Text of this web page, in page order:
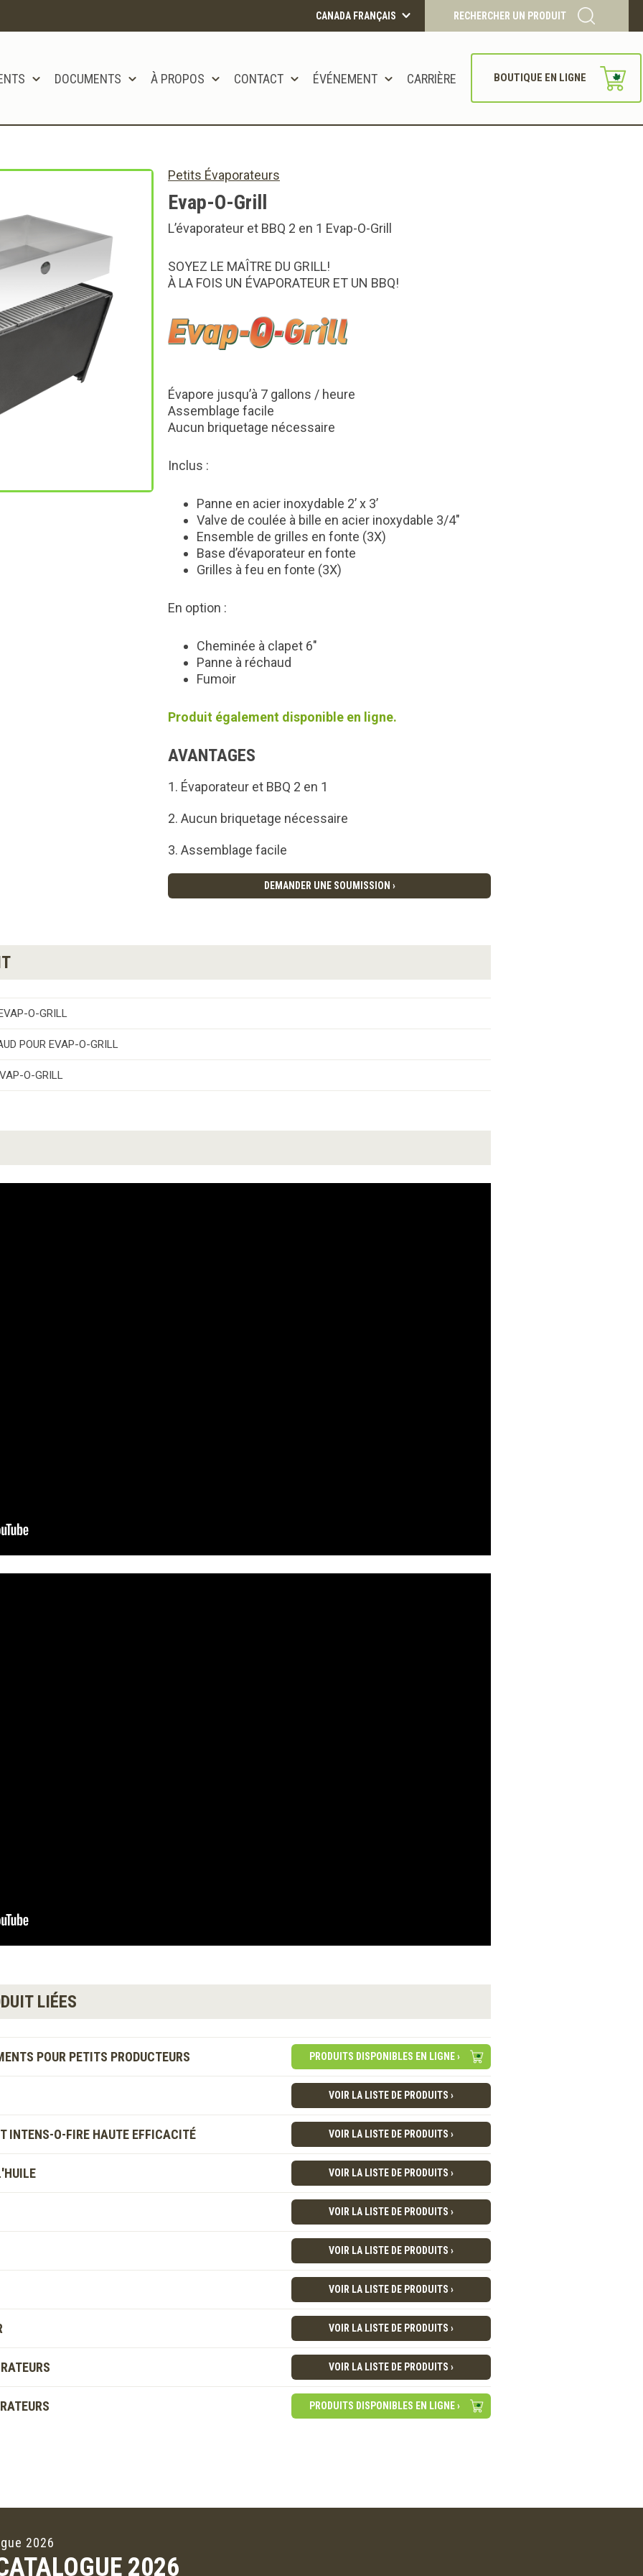
CANADA FRANÇAIS RECHERCHER UN PRODUIT
DOCUMENTS À PROPOS CONTACT ÉVÉNEMENT CARRIÈRE BOUTIQUE EN LIGNE
Petits Évaporateurs
Evap-O-Grill
L’évaporateur et BBQ 2 en 1 Evap-O-Grill
SOYEZ LE MAÎTRE DU GRILL!
À LA FOIS UN ÉVAPORATEUR ET UN BBQ!
Évapore jusqu’à 7 gallons / heure
Assemblage facile
Aucun briquetage nécessaire
Inclus :
Panne en acier inoxydable 2’ x 3’
Valve de coulée à bille en acier inoxydable 3/4″
Ensemble de grilles en fonte (3X)
Base d’évaporateur en fonte
Grilles à feu en fonte (3X)
En option :
Cheminée à clapet 6″
Panne à réchaud
Fumoir
Produit également disponible en ligne.
AVANTAGES
Évaporateur et BBQ 2 en 1
Aucun briquetage nécessaire
Assemblage facile
DEMANDER UNE SOUMISSION ›
O-GRILL
POUR EVAP-O-GRILL
O-GRILL
LIÉES
POUR PETITS PRODUCTEURS PRODUITS DISPONIBLES EN LIGNE ›
VOIR LA LISTE DE PRODUITS ›
INTENS-O-FIRE HAUTE EFFICACITÉ VOIR LA LISTE DE PRODUITS ›
VOIR LA LISTE DE PRODUITS ›
VOIR LA LISTE DE PRODUITS ›
VOIR LA LISTE DE PRODUITS ›
VOIR LA LISTE DE PRODUITS ›
VOIR LA LISTE DE PRODUITS ›
VOIR LA LISTE DE PRODUITS ›
PRODUITS DISPONIBLES EN LIGNE ›
2026
2026